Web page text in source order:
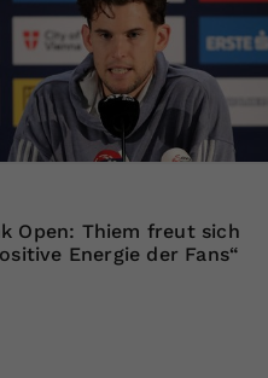
Open: Thiem freut sich
Energie der Fans“